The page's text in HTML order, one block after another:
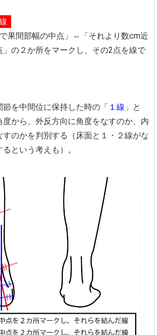
果間部幅の中点」⇔「それより数cm近
」の２か所をマークし、その2点を線で
節を中間位に保持した時の「 １線 」と
度から、外反方向に角度をなすのか、内
すのかを判別する（床面と１・２線がな
という考えも）。